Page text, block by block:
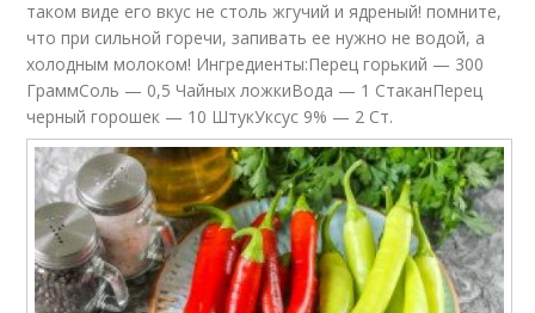
таком виде его вкус не столь жгучий и ядреный! помните,
что при сильной горечи, запивать ее нужно не водой, а
холодным молоком! Ингредиенты:Перец горький — 300
ГраммСоль — 0,5 Чайных ложкиВода — 1 СтаканПерец
черный горошек — 10 ШтукУксус 9% — 2 Ст.